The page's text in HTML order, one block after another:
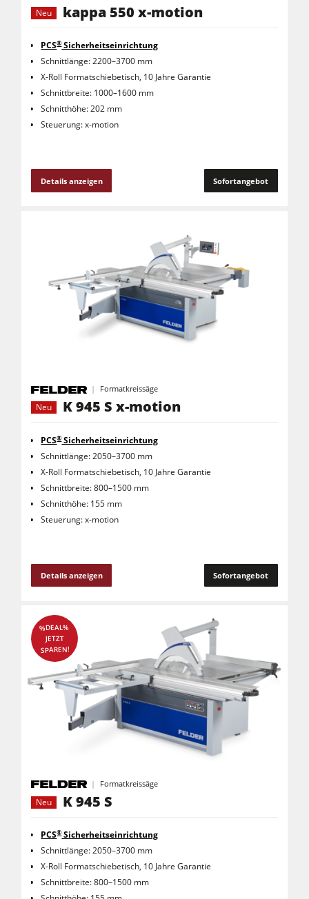
Neu
kappa 550 x-motion
PCS®Sicherheitseinrichtung
Schnittlänge: 2200–3700 mm
X-Roll Formatschiebetisch, 10 Jahre Garantie
Schnittbreite: 1000–1600 mm
Schnitthöhe: 202 mm
Steuerung: x-motion
Details anzeigen Sofortangebot
Formatkreissäge
Neu
K 945 S x-motion
PCS®Sicherheitseinrichtung
Schnittlänge: 2050–3700 mm
X-Roll Formatschiebetisch, 10 Jahre Garantie
Schnittbreite: 800–1500 mm
Schnitthöhe: 155 mm
Steuerung: x-motion
Details anzeigen Sofortangebot
%DEAL%
JETZT
SPAREN!
Formatkreissäge
Neu
K 945 S
PCS®Sicherheitseinrichtung
Schnittlänge: 2050–3700 mm
X-Roll Formatschiebetisch, 10 Jahre Garantie
Schnittbreite: 800–1500 mm